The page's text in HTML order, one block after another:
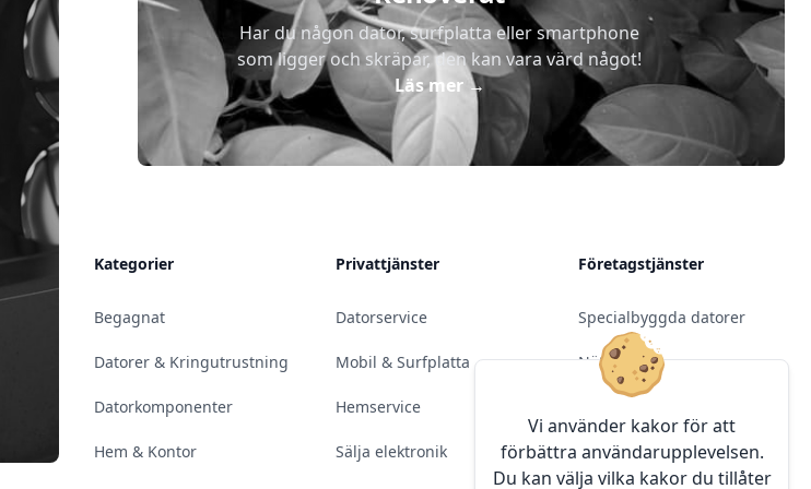
Vi använder kakor för att
förbättra användarupplevelsen.
Du kan välja vilka kakor du tillåter
Har du någon dator, surfplatta eller smartphone
som ligger och skräpar, den kan vara värd något!
Läs mer→
Kategorier
Begagnat
Datorer & Kringutrustning
Datorkomponenter
Hem & Kontor
Privattjänster
Datorservice
Mobil & Surfplatta
Hemservice
Sälja elektronik
Företagstjänster
Specialbyggda datorer
Nätverk
Programvara
Server & Backup